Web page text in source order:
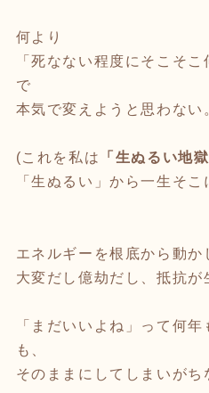
何より
「死なない程度にそこそ
で
本気で変えようと思わない
(これを私は 「生ぬるい地獄
「生ぬるい」から一生そ
エネルギーを根底から動か
大変だし億劫だし、抵抗が
「まだいいよね」って何
も、
そのままにしてしまいがち